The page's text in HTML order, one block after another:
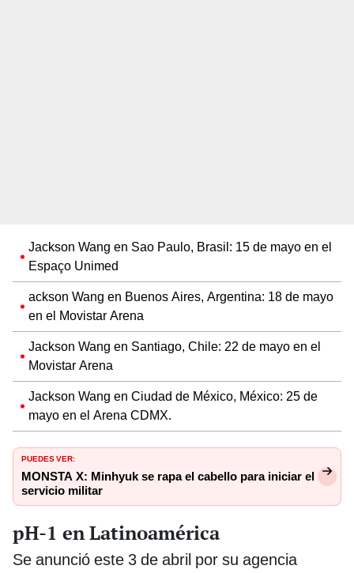
Jackson Wang en Sao Paulo, Brasil: 15 de mayo en el
Espaço Unimed
ackson Wang en Buenos Aires, Argentina: 18 de mayo
en el Movistar Arena
Jackson Wang en Santiago, Chile: 22 de mayo en el
Movistar Arena
Jackson Wang en Ciudad de México, México: 25 de
mayo en el Arena CDMX.
PUEDES VER:
MONSTA X: Minhyuk se rapa el cabello para iniciar el
servicio militar
pH-1 en Latinoamérica
Se anunció este 3 de abril por su agencia